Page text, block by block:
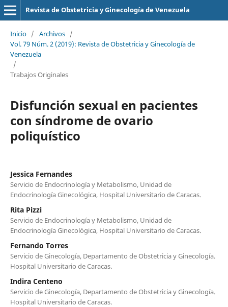
Revista de Obstetricia y Ginecología de Venezuela
Inicio / Archivos /
Vol. 79 Núm. 2 (2019): Revista de Obstetricia y Ginecología de
Venezuela
/
Trabajos Originales
Disfunción sexual en pacientes
con síndrome de ovario
poliquístico
Jessica Fernandes
Servicio de Endocrinología y Metabolismo, Unidad de
Endocrinología Ginecológica, Hospital Universitario de Caracas.
Rita Pizzi
Servicio de Endocrinología y Metabolismo, Unidad de
Endocrinología Ginecológica, Hospital Universitario de Caracas.
Fernando Torres
Servicio de Ginecología, Departamento de Obstetricia y Ginecología.
Hospital Universitario de Caracas.
Indira Centeno
Servicio de Ginecología, Departamento de Obstetricia y Ginecología.
Hospital Universitario de Caracas.